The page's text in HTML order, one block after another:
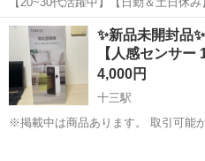
迎バスあり！直接雇用のチャンスあり☆《
製品製造の原料投入、運搬など★ ☆未経験歓迎！ 体を動かすことが
好きな方にピッタリ...
大阪 大阪市 東三国駅 その
✨新品未開封品
【人感センサ
4,000円
十三駅
※掲載中は商品あります。 取引可能